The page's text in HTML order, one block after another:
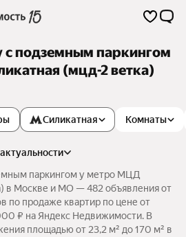
с подземным паркингом
(мцд-2 ветка)
Комнаты
Силикатная
актуальности
паркингом у метро МЦД
в Москве и МО — 482 объявления от
по продаже квартир по цене от
₽ на Яндекс Недвижимости. В
площадью от 23,2 м² до 170 м² в